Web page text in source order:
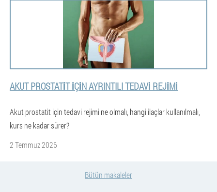
AKUT PROSTATIT IÇIN AYRINTILI TEDAVI REJIMI
Akut prostatit için tedavi rejimi ne olmalı, hangi ilaçlar kullanılmalı,
kurs ne kadar sürer?
2 Temmuz 2026
Bütün makaleler